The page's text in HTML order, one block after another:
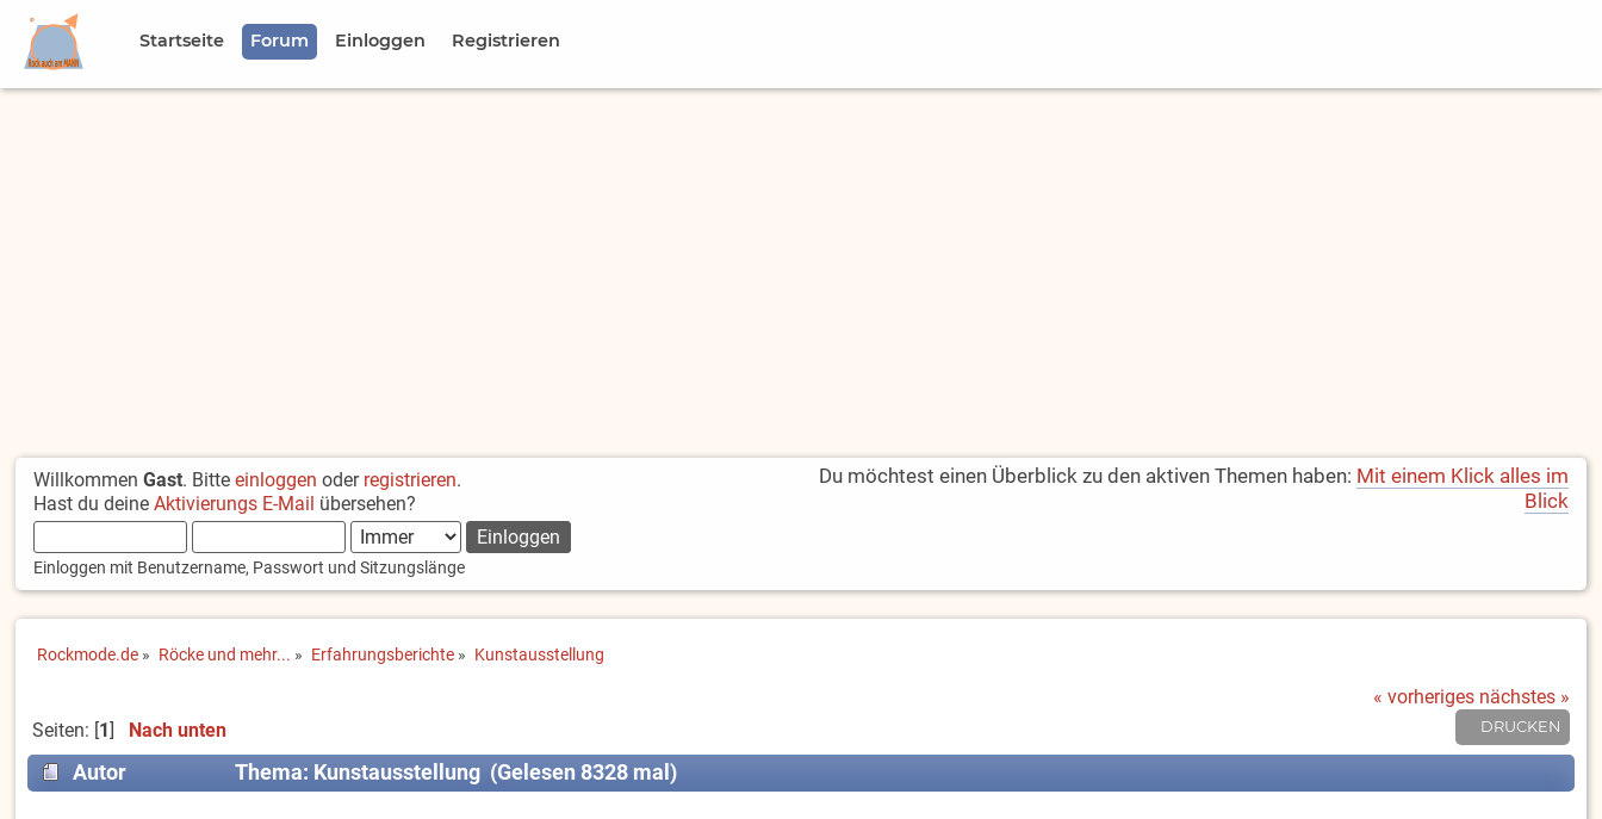
Startseite Forum Einloggen Registrieren
WillkommenGast. Bitteeinloggen oder registrieren.
Hast du deineAktivierungs E-Mail übersehen?
Einloggen mit Benutzername, Passwort und Sitzungslänge
Du möchtest einen Überblick zu den aktiven Themen haben: Mit einem Klick alles im
Blick
Rockmode.de » Röcke und mehr... » Erfahrungsberichte » Kunstausstellung
« vorheriges nächstes »
DRUCKEN
Seiten: [1] Nach unten
Autor Thema: Kunstausstellung (Gelesen 8328 mal)